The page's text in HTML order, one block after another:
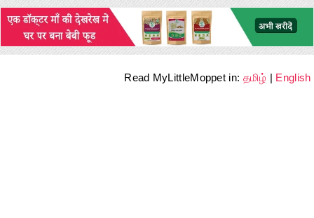
Read MyLittleMoppet in: தமிழ் | English